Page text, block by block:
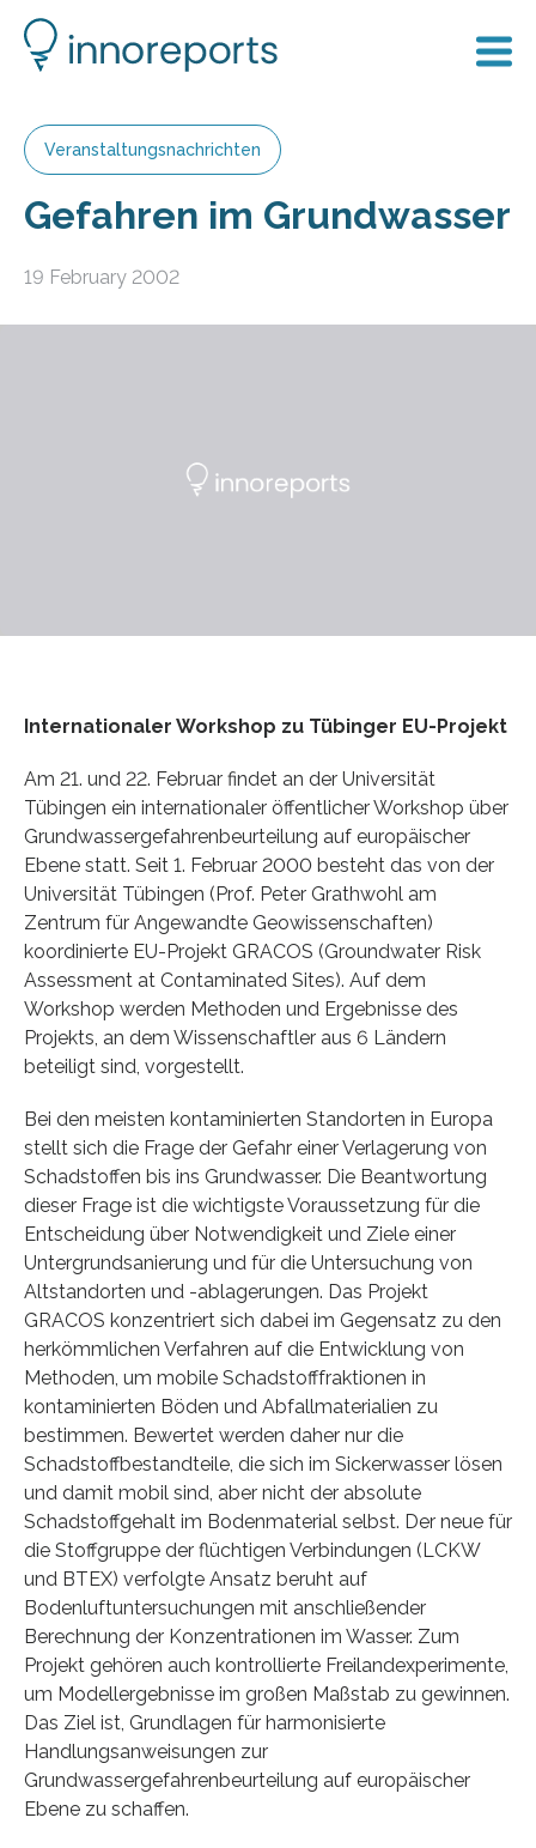
Veranstaltungsnachrichten
Gefahren im Grundwasser
19 February 2002
Internationaler Workshop zu Tübinger EU-Projekt
Am 21. und 22. Februar findet an der Universität
Tübingen ein internationaler öffentlicher Workshop über
Grundwassergefahrenbeurteilung auf europäischer
Ebene statt. Seit 1. Februar 2000 besteht das von der
Universität Tübingen (Prof. Peter Grathwohl am
Zentrum für Angewandte Geowissenschaften)
koordinierte EU-Projekt GRACOS (Groundwater Risk
Assessment at Contaminated Sites). Auf dem
Workshop werden Methoden und Ergebnisse des
Projekts, an dem Wissenschaftler aus 6 Ländern
beteiligt sind, vorgestellt.
Bei den meisten kontaminierten Standorten in Europa
stellt sich die Frage der Gefahr einer Verlagerung von
Schadstoffen bis ins Grundwasser. Die Beantwortung
dieser Frage ist die wichtigste Voraussetzung für die
Entscheidung über Notwendigkeit und Ziele einer
Untergrundsanierung und für die Untersuchung von
Altstandorten und -ablagerungen. Das Projekt
GRACOS konzentriert sich dabei im Gegensatz zu den
herkömmlichen Verfahren auf die Entwicklung von
Methoden, um mobile Schadstofffraktionen in
kontaminierten Böden und Abfallmaterialien zu
bestimmen. Bewertet werden daher nur die
Schadstoffbestandteile, die sich im Sickerwasser lösen
und damit mobil sind, aber nicht der absolute
Schadstoffgehalt im Bodenmaterial selbst. Der neue für
die Stoffgruppe der flüchtigen Verbindungen (LCKW
und BTEX) verfolgte Ansatz beruht auf
Bodenluftuntersuchungen mit anschließender
Berechnung der Konzentrationen im Wasser. Zum
Projekt gehören auch kontrollierte Freilandexperimente,
um Modellergebnisse im großen Maßstab zu gewinnen.
Das Ziel ist, Grundlagen für harmonisierte
Handlungsanweisungen zur
Grundwassergefahrenbeurteilung auf europäischer
Ebene zu schaffen.